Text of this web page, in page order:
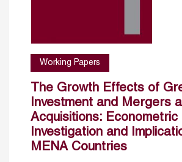
Working Papers
The Growth Effects of
Investment and Mergers
Acquisitions: Econometric
Investigation and
MENA Countries